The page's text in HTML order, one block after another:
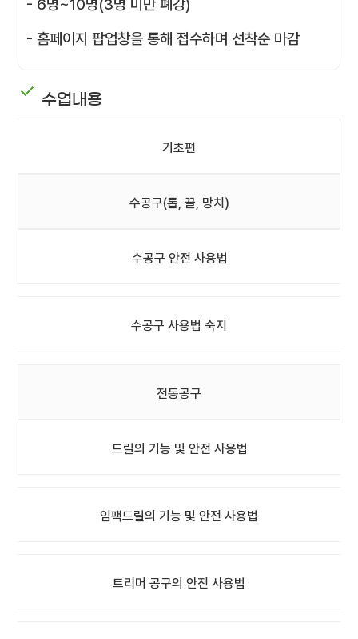
- 6명~10명(3명 미만 폐강)
- 홈페이지 팝업창을 통해 접수하며 선착순 마감
수업내용
기초편
수공구(톱, 끌, 망치)
수공구 안전 사용법
수공구 사용법 숙지
전동공구
드릴의 기능 및 안전 사용법
임팩드릴의 기능 및 안전 사용법
트리머 공구의 안전 사용법